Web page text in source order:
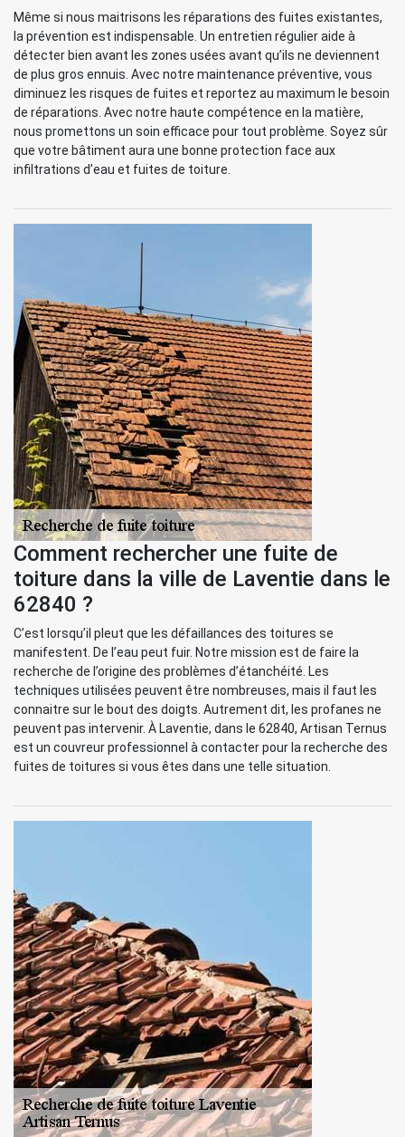
Même si nous maitrisons les réparations des fuites existantes,
la prévention est indispensable. Un entretien régulier aide à
détecter bien avant les zones usées avant qu’ils ne deviennent
de plus gros ennuis. Avec notre maintenance préventive, vous
diminuez les risques de fuites et reportez au maximum le besoin
de réparations. Avec notre haute compétence en la matière,
nous promettons un soin efficace pour tout problème. Soyez sûr
que votre bâtiment aura une bonne protection face aux
infiltrations d’eau et fuites de toiture.
Comment rechercher une fuite de
toiture dans la ville de Laventie dans le
62840 ?
C’est lorsqu’il pleut que les défaillances des toitures se
manifestent. De l’eau peut fuir. Notre mission est de faire la
recherche de l’origine des problèmes d’étanchéité. Les
techniques utilisées peuvent être nombreuses, mais il faut les
connaitre sur le bout des doigts. Autrement dit, les profanes ne
peuvent pas intervenir. À Laventie, dans le 62840, Artisan Ternus
est un couvreur professionnel à contacter pour la recherche des
fuites de toitures si vous êtes dans une telle situation.